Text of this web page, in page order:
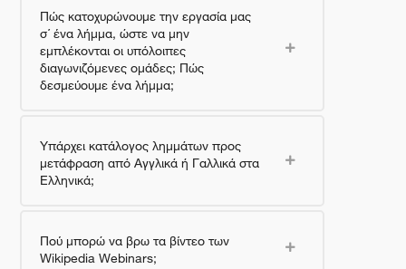
Πώς κατοχυρώνουμε την εργασία μας
σ΄ ένα λήμμα, ώστε να μην
εμπλέκονται οι υπόλοιπες
διαγωνιζόμενες ομάδες; Πώς
δεσμεύουμε ένα λήμμα;
Υπάρχει κατάλογος λημμάτων προς
μετάφραση από Αγγλικά ή Γαλλικά στα
Ελληνικά;
Πού μπορώ να βρω τα βίντεο των
Wikipedia Webinars;